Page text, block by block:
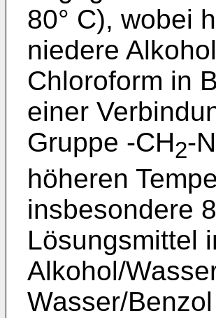
80° C), wobei
niedere
Chloroform in
einer
Gruppe -CH2-
höheren
insbesondere
Lösungsmittel
Alkohol/
Wasser/